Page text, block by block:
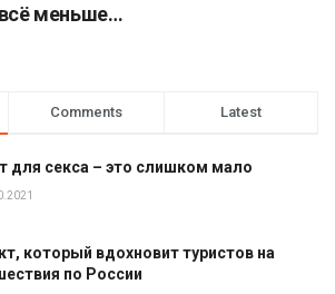
всё меньше…
Comments Latest
для секса – это слишком мало
который вдохновит туристов на
по России